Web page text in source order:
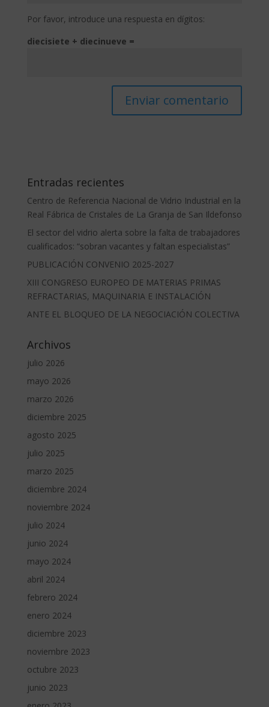
Por favor, introduce una respuesta en dígitos:
diecisiete + diecinueve =
Entradas recientes
Centro de Referencia Nacional de Vidrio Industrial en la
Real Fábrica de Cristales de La Granja de San Ildefonso
El sector del vidrio alerta sobre la falta de trabajadores
cualificados: “sobran vacantes y faltan especialistas”
PUBLICACIÓN CONVENIO 2025-2027
XIII CONGRESO EUROPEO DE MATERIAS PRIMAS
REFRACTARIAS, MAQUINARIA E INSTALACIÓN
ANTE EL BLOQUEO DE LA NEGOCIACIÓN COLECTIVA
Archivos
julio 2026
mayo 2026
marzo 2026
diciembre 2025
agosto 2025
julio 2025
marzo 2025
diciembre 2024
noviembre 2024
julio 2024
junio 2024
mayo 2024
abril 2024
febrero 2024
enero 2024
diciembre 2023
noviembre 2023
octubre 2023
junio 2023